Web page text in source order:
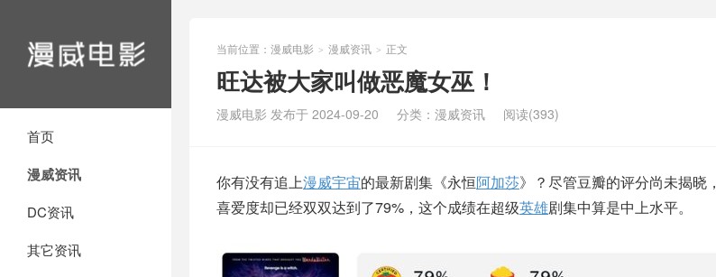
首页
漫威资讯
DC资讯
其它资讯
当前位置： 漫威电影 > 漫威资讯 > 正文
旺达被大家叫做恶魔女巫！
漫威电影 发布于 2024-09-20 分类： 漫威资讯 阅读(393)
你有没有追上漫威宇宙的最新剧集《永恒阿加莎》？尽管豆瓣的评分尚未揭晓，
喜爱度却已经双双达到了79%，这个成绩在超级英雄剧集中算是中上水平。